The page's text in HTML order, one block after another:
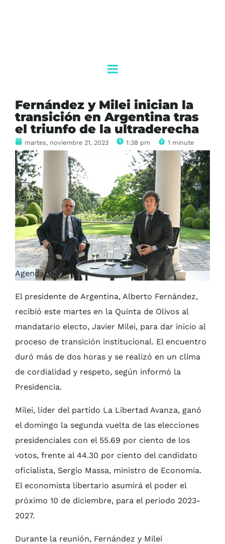
Fernández y Milei inician la
transición en Argentina tras
el triunfo de la ultraderecha
martes, noviembre 21, 2023 1:38 pm 1 minute
AgendaQR
El presidente de Argentina, Alberto Fernández,
recibió este martes en la Quinta de Olivos al
mandatario electo, Javier Milei, para dar inicio al
proceso de transición institucional. El encuentro
duró más de dos horas y se realizó en un clima
de cordialidad y respeto, según informó la
Presidencia.
Milei, líder del partido La Libertad Avanza, ganó
el domingo la segunda vuelta de las elecciones
presidenciales con el 55.69 por ciento de los
votos, frente al 44.30 por ciento del candidato
oficialista, Sergio Massa, ministro de Economía.
El economista libertario asumirá el poder el
próximo 10 de diciembre, para el periodo 2023-
2027.
Durante la reunión, Fernández y Milei